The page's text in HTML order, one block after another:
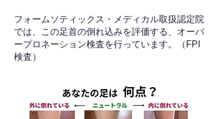
フォームソティックス・メディカル取扱認定院
では、この足首の倒れ込みを評価する、オーバ
ープロネーション検査を行っています。（FPI
検査）​